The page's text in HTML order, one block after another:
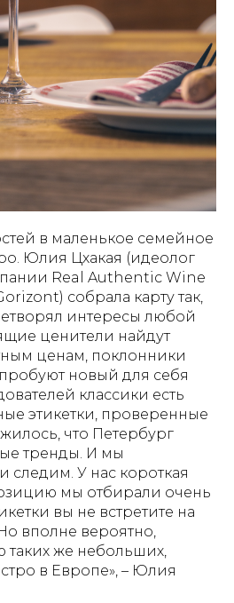
в маленькое семейное
Юлия Цхакая (идеолог
Real Authentic Wine
собрала карту так,
интересы любой
ценители найдут
ценам, поклонники
новый для себя
классики есть
этикетки, проверенные
что Петербург
тренды. И мы
следим. У нас короткая
мы отбирали очень
вы не встретите на
вполне вероятно,
таких же небольших,
в Европе», – Юлия